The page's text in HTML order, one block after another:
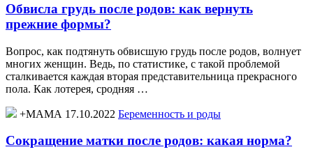
Обвисла грудь после родов: как вернуть
прежние формы?
Вопрос, как подтянуть обвисшую грудь после родов, волнует
многих женщин. Ведь, по статистике, с такой проблемой
сталкивается каждая вторая представительница прекрасного
пола. Как лотерея, сродняя …
+МАМА 17.10.2022 Беременность и роды
Сокращение матки после родов: какая норма?